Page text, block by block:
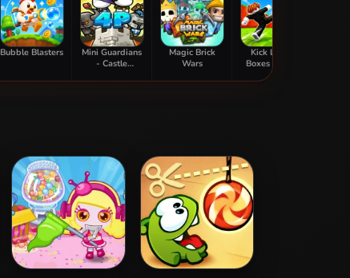
Bubble Blasters
Mini Guardians
- Castle
Magic Brick
Wars
Kick Lucky
Boxes Online